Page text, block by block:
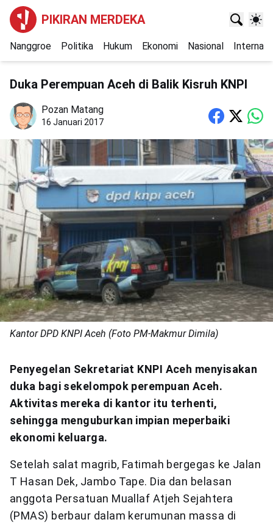
PIKIRAN MERDEKA
Nanggroe Politika Hukum Ekonomi Nasional
Duka Perempuan Aceh di Balik Kisruh KNPI
Pozan Matang
16 Januari 2017
Kantor DPD KNPI Aceh (Foto PM-Makmur Dimila)
Penyegelan Sekretariat KNPI Aceh menyisakan
duka bagi sekelompok perempuan Aceh.
Aktivitas mereka di kantor itu terhenti,
sehingga menguburkan impian meperbaiki
ekonomi keluarga.
Setelah salat magrib, Fatimah bergegas ke Jalan
T Hasan Dek, Jambo Tape. Dia dan belasan
anggota Persatuan Muallaf Atjeh Sejahtera
(PMAS) berbaur dalam kerumunan massa di